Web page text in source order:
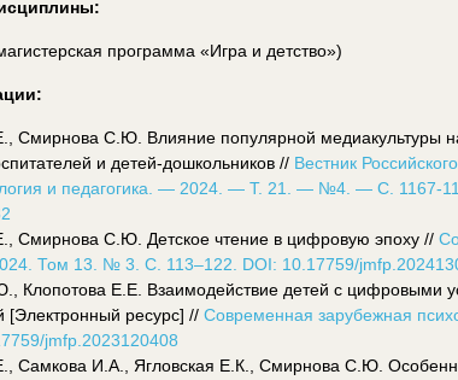
программа «Игра и детство»)
Смирнова С.Ю. Влияние популярной медиакультуры
и детей-дошкольников // Вестник
и педагогика. — 2024. — Т. 21. — №4. — C. 1167-
Смирнова С.Ю. Детское чтение в цифровую эпоху //
Том 13. № 3. С. 113–122. DOI: 10.17759/
Клопотова Е.Е. Взаимодействие детей с цифровыми
[Электронный ресурс] // Современная зарубежная
jmfp.2023120408
Самкова И.А., Ягловская Е.К., Смирнова С.Ю.